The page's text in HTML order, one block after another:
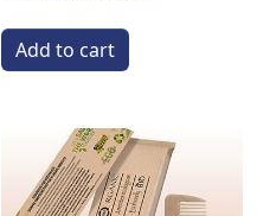
Add to cart